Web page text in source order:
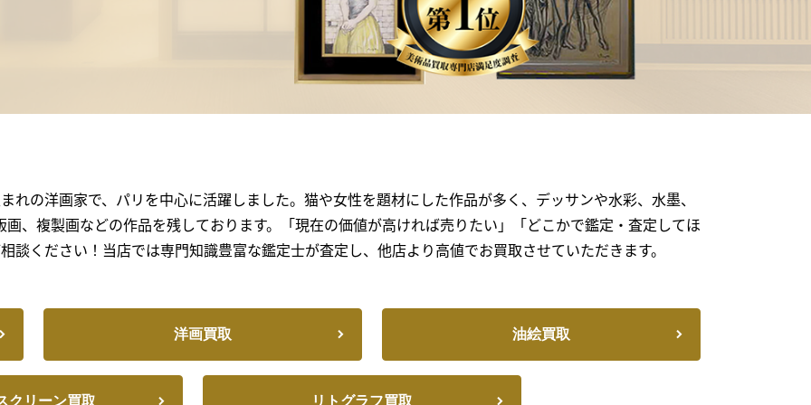
れの洋画家で、パリを中心に活躍しました。猫や女性を題材にした作品が多く、デッサンや⽔彩、⽔墨、
、複製画などの作品を残しております。「現在の価値が高ければ売りたい」「どこかで鑑定・査定してほ
談ください！当店では専門知識豊富な鑑定士が査定し、他店より高値でお買取させていただきます。
洋画買取 油絵買取
クリーン買取 リトグラフ買取